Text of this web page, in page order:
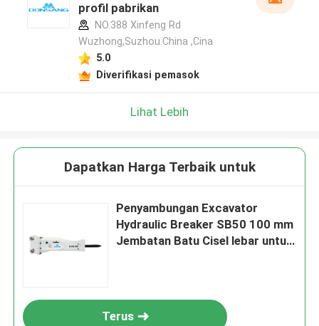
profil pabrikan
NO.388 Xinfeng Rd
Wuzhong,Suzhou.China ,Cina
5.0
Diverifikasi pemasok
Lihat Lebih
Dapatkan Harga Terbaik untuk
Penyambungan Excavator
Hydraulic Breaker SB50 100 mm
Jembatan Batu Cisel lebar untuk
Terus